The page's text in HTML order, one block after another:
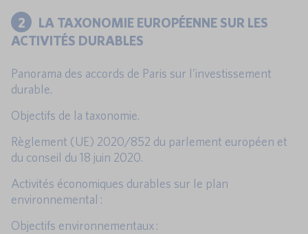
2
LA TAXONOMIE EUROPÉENNE SUR LES
ACTIVITÉS DURABLES
Panorama des accords de Paris sur l’investissement
durable.
Objectifs de la taxonomie.
Règlement (UE) 2020/852 du parlement européen et
du conseil du 18 juin 2020.
Activités économiques durables sur le plan
environnemental :
Objectifs environnementaux :